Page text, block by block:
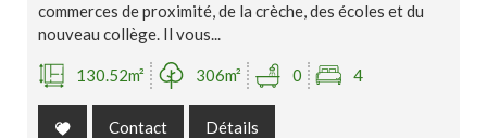
commerces de proximité, de la crèche, des écoles et du
nouveau collège. Il vous...
130.52m² 306m² 0 4
Contact Détails